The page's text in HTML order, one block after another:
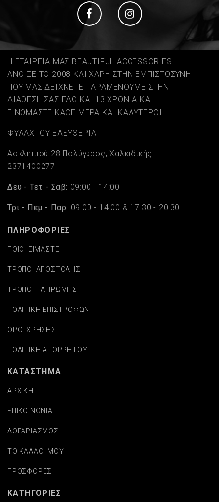
Social Social
Η ΕΤΑΙΡΕΙΑ ΜΑΣ BEAUTIFUL ACCESSORIES
ΑΝΟΙΞΕ ΤΟ 2008 ΚΑΙ ΧΑΡΗ ΣΤΗΝ ΕΜΠΙΣΤΟΣΥΝΗ
ΠΟΥ ΜΑΣ ΔΕΙΧΝΕΤΕ ΠΑΡΑΜΕΝΟΥΜΕ ΣΤΗΝ
ΔΙΑΘΕΣΗ ΣΑΣ ΕΔΩ ΚΑΙ 13 ΧΡΟΝΙΑ ΚΑΙ
ΓΙΝΟΜΑΣΤΕ ΚΑΘΕ ΜΕΡΑ ΚΑΙ ΚΑΛΥΤΕΡΟΙ...
ΦΥΛΑΧΤΟΥ ΕΛΕΥΘΕΡΙΑ
Ασκληπιού 28 Πολύγυρος, Χαλκιδικής
2371400277
Δευ - Τετ - Σαβ: 09:00 - 14:00
Τρι - Πεμ - Παρ: 09:00 - 14:00 & 17:30 - 20:30
ΠΛΗΡΟΦΟΡΙΕΣ
ΠΟΙΟΙ ΕΙΜΑΣΤΕ
ΤΡΟΠΟΙ ΑΠΟΣΤΟΛΗΣ
ΤΡΟΠΟΙ ΠΛΗΡΩΜΗΣ
ΠΟΛΙΤΙΚΗ ΕΠΙΣΤΡΟΦΩΝ
ΟΡΟΙ ΧΡΗΣΗΣ
ΠΟΛΙΤΙΚΗ ΑΠΟΡΡΗΤΟΥ
ΚΑΤΑΣΤΗΜΑ
ΑΡΧΙΚΗ
ΕΠΙΚΟΙΝΩΝΙΑ
ΛΟΓΑΡΙΑΣΜΟΣ
ΤΟ ΚΑΛΑΘΙ ΜΟΥ
ΠΡΟΣΦΟΡΕΣ
ΚΑΤΗΓΟΡΙΕΣ